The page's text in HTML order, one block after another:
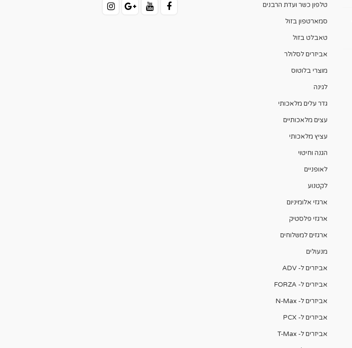
טלפון כשר ועדת הרבנים
סמארטפון בזול
טאבלט בזול
אביזרים לסלולר
מוצרי בלוטוס
לגינה
גדר עלים מלאכותי
עצים מלאכותיים
עציץ מלאכותי
הגנה וחיטוי
לאופניים
לקטנוע
ארגזי אלומיניום
ארגזי פלסטיק
ארגזים למשלוחים
מנעולים
אביזרים ל- ADV
אביזרים ל- FORZA
אביזרים ל- N-Max
אביזרים ל- PCX
אביזרים ל- T-Max